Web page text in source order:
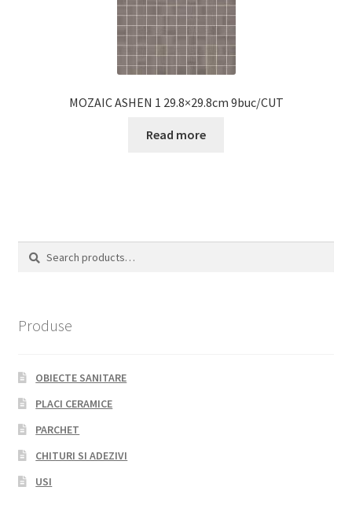
MOZAIC ASHEN 1 29.8×29.8cm 9buc/CUT
Read more
Search
Search
Produse
OBIECTE SANITARE
PLACI CERAMICE
PARCHET
CHITURI SI ADEZIVI
USI